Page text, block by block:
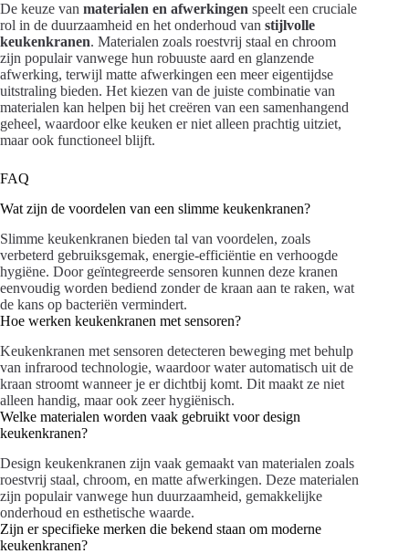
De keuze van materialen en afwerkingen speelt een cruciale
rol in de duurzaamheid en het onderhoud van stijlvolle
keukenkranen. Materialen zoals roestvrij staal en chroom
zijn populair vanwege hun robuuste aard en glanzende
afwerking, terwijl matte afwerkingen een meer eigentijdse
uitstraling bieden. Het kiezen van de juiste combinatie van
materialen kan helpen bij het creëren van een samenhangend
geheel, waardoor elke keuken er niet alleen prachtig uitziet,
maar ook functioneel blijft.
FAQ
Wat zijn de voordelen van een slimme keukenkranen?
Slimme keukenkranen bieden tal van voordelen, zoals
verbeterd gebruiksgemak, energie-efficiëntie en verhoogde
hygiëne. Door geïntegreerde sensoren kunnen deze kranen
eenvoudig worden bediend zonder de kraan aan te raken, wat
de kans op bacteriën vermindert.
Hoe werken keukenkranen met sensoren?
Keukenkranen met sensoren detecteren beweging met behulp
van infrarood technologie, waardoor water automatisch uit de
kraan stroomt wanneer je er dichtbij komt. Dit maakt ze niet
alleen handig, maar ook zeer hygiënisch.
Welke materialen worden vaak gebruikt voor design
keukenkranen?
Design keukenkranen zijn vaak gemaakt van materialen zoals
roestvrij staal, chroom, en matte afwerkingen. Deze materialen
zijn populair vanwege hun duurzaamheid, gemakkelijke
onderhoud en esthetische waarde.
Zijn er specifieke merken die bekend staan om moderne
keukenkranen?